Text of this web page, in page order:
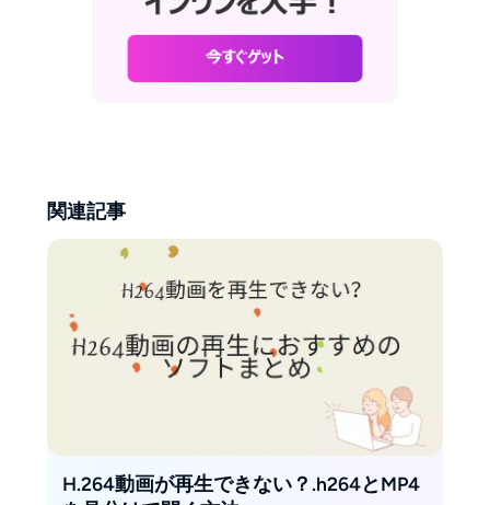
関連記事
H.264動画が再生できない？.h264とMP4